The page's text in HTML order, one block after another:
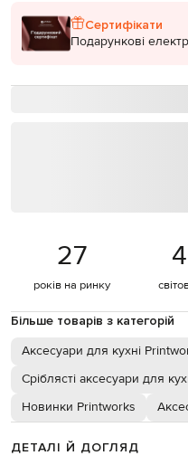
Сертифікати
Подарункові
27
років на ринку
Більше товарів з категорій
Аксесуари для кухні
Сріблясті аксесуари для
Новинки Printworks
ДЕТАЛІ Й ДОГЛЯД